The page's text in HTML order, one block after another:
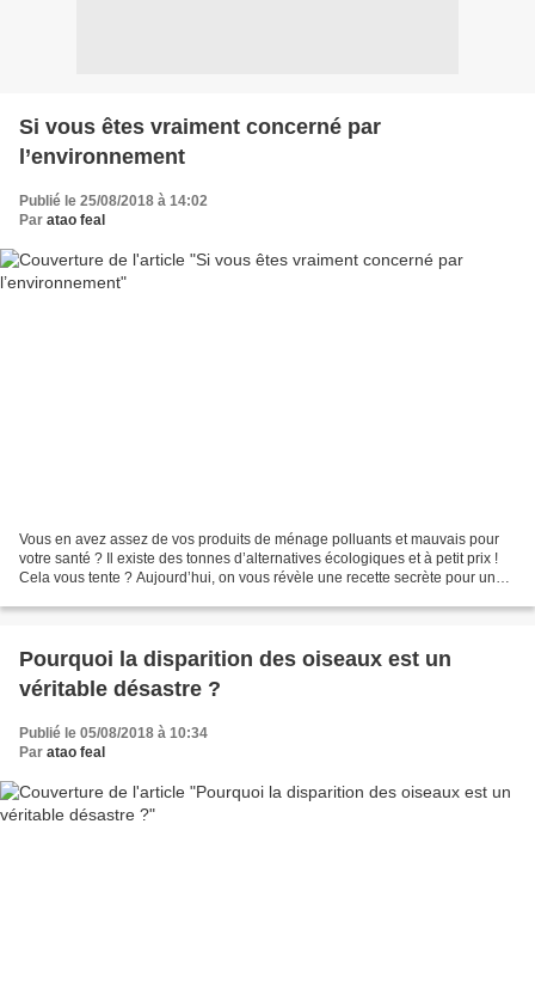
Si vous êtes vraiment concerné par
l’environnement
Publié le 25/08/2018 à 14:02
Par atao feal
Vous en avez assez de vos produits de ménage polluants et mauvais pour
votre santé ? Il existe des tonnes d’alternatives écologiques et à petit prix !
Cela vous tente ? Aujourd’hui, on vous révèle une recette secrète pour une
Pourquoi la disparition des oiseaux est un
véritable désastre ?
Publié le 05/08/2018 à 10:34
Par atao feal